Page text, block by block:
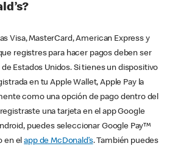
Visa, MasterCard, American Express y
registres para hacer pagos deben ser
Estados Unidos. Si tienes un dispositivo
en tu Apple Wallet, Apple Pay la
como una opción de pago dentro del
registraste una tarjeta en el app Google
puedes seleccionar Google Pay™
en elapp de McDonald’s. También puedes